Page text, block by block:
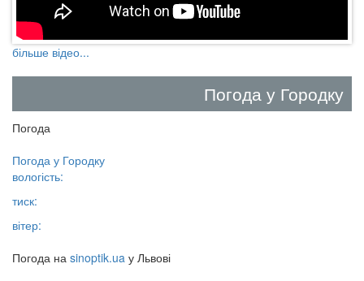
більше відео...
Погода у Городку
Погода
Погода у Городку
вологість:
тиск:
вітер:
Погода на sinoptik.ua у Львові